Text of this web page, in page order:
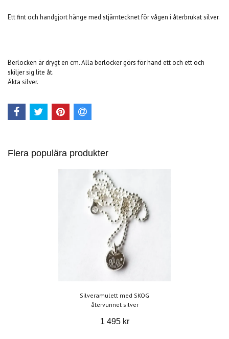
Ett fint och handgjort hänge med stjärntecknet för vågen i återbrukat silver.
Berlocken är drygt en cm. Alla berlocker görs för hand ett och ett och
skiljer sig lite åt.
Äkta silver.
Flera populära produkter
Silveramulett med SKOG
återvunnet silver
1 495 kr